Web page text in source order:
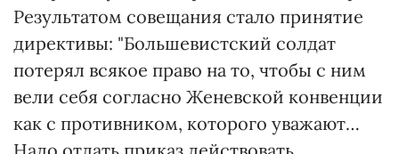
Результатом совещания стало принятие
директивы: "Большевистский солдат
потерял всякое право на то, чтобы с ним
вели себя согласно Женевской конвенции
как с противником, которого уважают…